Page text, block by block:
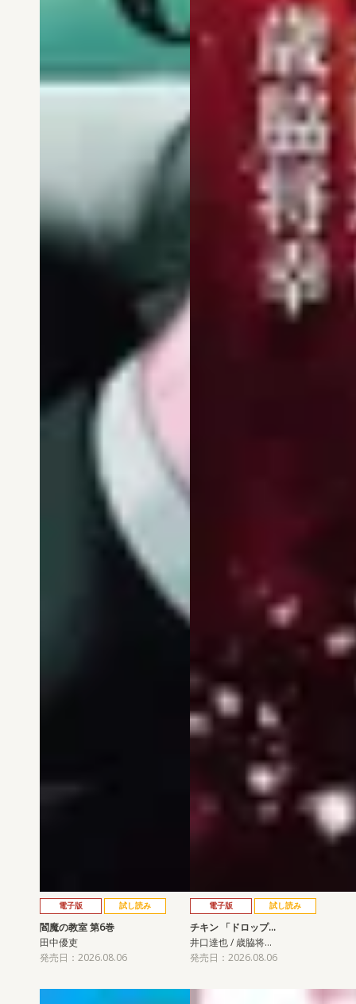
電子版 試し読み
閻魔の教室 第6巻
田中優吏
発売日：2026.08.06
電子版 試し読み
チキン 「ドロップ…
井口達也 / 歳脇将…
発売日：2026.08.06